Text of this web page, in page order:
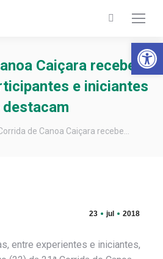
Barra de
Search:
Caiçara recebe
e iniciantes
destacam
de Canoa Caiçara recebe…
23 jul 2018
entre experientes e iniciantes,